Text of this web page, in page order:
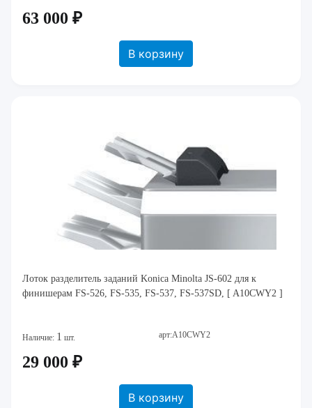
63 000 ₽
В корзину
Лоток разделитель заданий Konica Minolta JS-602 для к
финишерам FS-526, FS-535, FS-537, FS-537SD, [ A10CWY2 ]
Наличие: 1 шт. арт:A10CWY2
29 000 ₽
В корзину